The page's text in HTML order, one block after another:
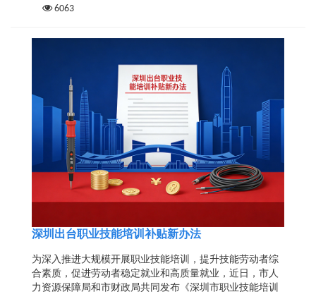
6063
深圳出台职业技能培训补贴新办法
为深入推进大规模开展职业技能培训，提升技能劳动者综
合素质，促进劳动者稳定就业和高质量就业，近日，市人
力资源保障局和市财政局共同发布《深圳市职业技能培训